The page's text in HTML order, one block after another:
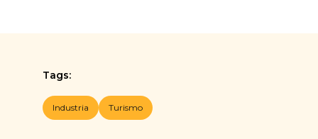
Tags:
Industria Turismo